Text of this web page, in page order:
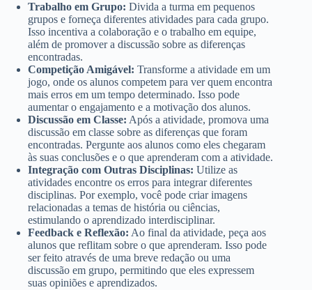
Trabalho em Grupo: Divida a turma em pequenos
grupos e forneça diferentes atividades para cada grupo.
Isso incentiva a colaboração e o trabalho em equipe,
além de promover a discussão sobre as diferenças
encontradas.
Competição Amigável: Transforme a atividade em um
jogo, onde os alunos competem para ver quem encontra
mais erros em um tempo determinado. Isso pode
aumentar o engajamento e a motivação dos alunos.
Discussão em Classe: Após a atividade, promova uma
discussão em classe sobre as diferenças que foram
encontradas. Pergunte aos alunos como eles chegaram
às suas conclusões e o que aprenderam com a atividade.
Integração com Outras Disciplinas: Utilize as
atividades encontre os erros para integrar diferentes
disciplinas. Por exemplo, você pode criar imagens
relacionadas a temas de história ou ciências,
estimulando o aprendizado interdisciplinar.
Feedback e Reflexão: Ao final da atividade, peça aos
alunos que reflitam sobre o que aprenderam. Isso pode
ser feito através de uma breve redação ou uma
discussão em grupo, permitindo que eles expressem
suas opiniões e aprendizados.